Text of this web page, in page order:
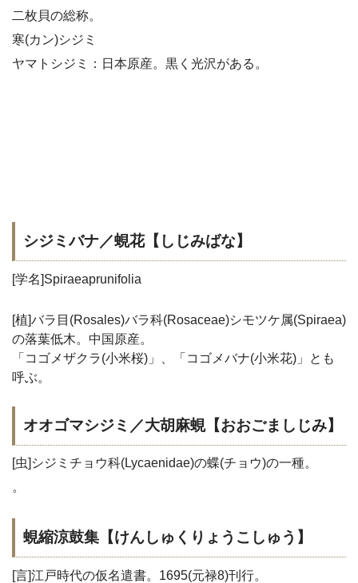
二枚貝の総称。
寒(カン)シジミ
ヤマトシジミ：日本原産。黒く光沢がある。
シジミバナ／蜆花【しじみばな】
[学名]Spiraeaprunifolia
[植]バラ目(Rosales)バラ科(Rosaceae)シモツケ属(Spiraea)
の落葉低木。中国原産。
「コゴメザクラ(小米桜)」、「コゴメバナ(小米花)」とも
呼ぶ。
オオゴマシジミ／大胡麻蜆【おおごましじみ】
[虫]シジミチョウ科(Lycaenidae)の蝶(チョウ)の一種。
。
蜆縮涼鼓集【けんしゅくりょうこしゅう】
[言]江戸時代の仮名遣書。1695(元禄8)刊行。